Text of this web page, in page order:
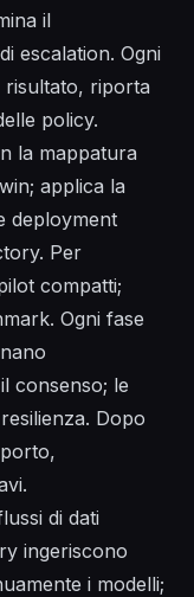
il
escalation. Ogni
risultato, riporta
policy.
la mappatura
applica la
deployment
Per
compatti;
Ogni fase
consenso; le
Dopo
di dati
ingeriscono
i modelli;